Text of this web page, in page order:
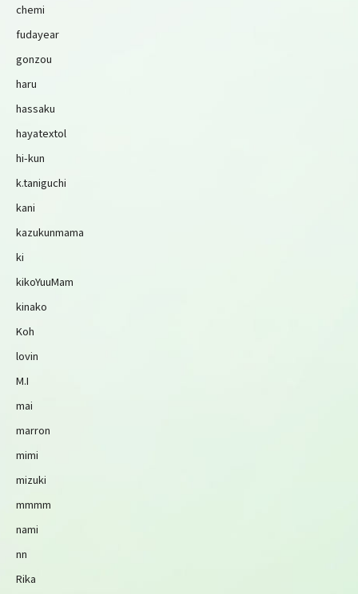
chemi
fudayear
gonzou
haru
hassaku
hayatextol
hi-kun
k.taniguchi
kani
kazukunmama
ki
kikoYuuMam
kinako
Koh
lovin
M.I
mai
marron
mimi
mizuki
mmmm
nami
nn
Rika